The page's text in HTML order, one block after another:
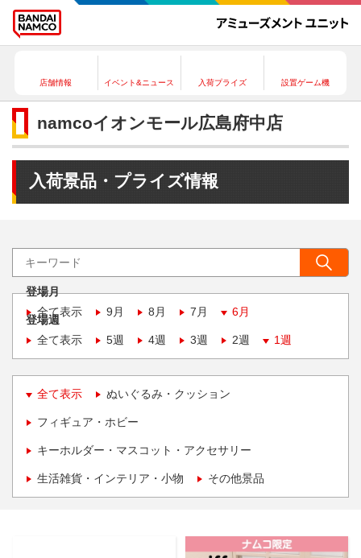
店舗情報 イベント&ニュース 入荷プライズ 設置ゲーム機
namcoイオンモール広島府中店
入荷景品・プライズ情報
登場月
全て表示
9月 8月 7月 6月
登場週
全て表示
5週 4週 3週 2週 1週
全て表示 ぬいぐるみ・クッション
フィギュア・ホビー
キーホルダー・マスコット・アクセサリー
生活雑貨・インテリア・小物 その他景品